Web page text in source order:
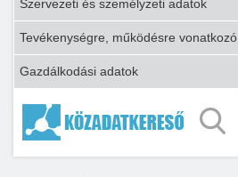
Szervezeti és személyzeti adatok
Tevékenységre, működésre vonatkozó
Gazdálkodási adatok